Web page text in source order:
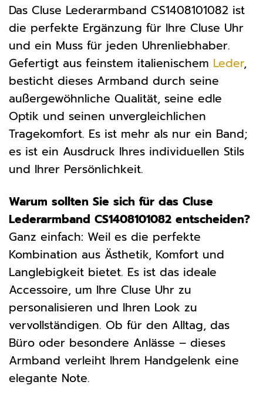
Das Cluse Lederarmband CS1408101082 ist
die perfekte Ergänzung für Ihre Cluse Uhr
und ein Muss für jeden Uhrenliebhaber.
Gefertigt aus feinstem italienischem Leder,
besticht dieses Armband durch seine
außergewöhnliche Qualität, seine edle
Optik und seinen unvergleichlichen
Tragekomfort. Es ist mehr als nur ein Band;
es ist ein Ausdruck Ihres individuellen Stils
und Ihrer Persönlichkeit.
Warum sollten Sie sich für das Cluse
Lederarmband CS1408101082 entscheiden?
Ganz einfach: Weil es die perfekte
Kombination aus Ästhetik, Komfort und
Langlebigkeit bietet. Es ist das ideale
Accessoire, um Ihre Cluse Uhr zu
personalisieren und Ihren Look zu
vervollständigen. Ob für den Alltag, das
Büro oder besondere Anlässe – dieses
Armband verleiht Ihrem Handgelenk eine
elegante Note.